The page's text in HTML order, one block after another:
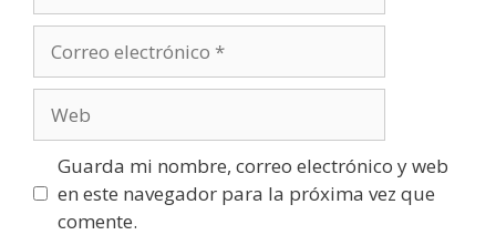
electrónico
Guarda mi nombre, correo electrónico y web
en este navegador para la próxima vez que
comente.